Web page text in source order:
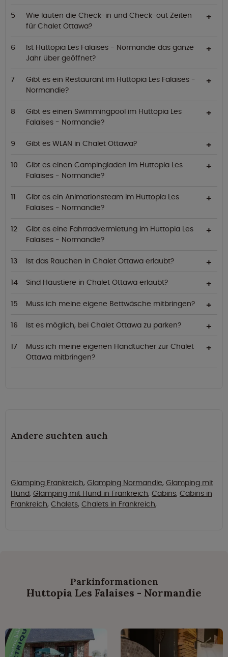
Wie lauten die Check-in und Check-out Zeiten
für Chalet Ottawa?
Ist Huttopia Les Falaises - Normandie das ganze
Jahr über geöffnet?
Gibt es ein Restaurant im Huttopia Les Falaises -
Normandie?
Gibt es einen Swimmingpool im Huttopia Les
Falaises - Normandie?
Gibt es WLAN in Chalet Ottawa?
Gibt es einen Campingladen im Huttopia Les
Falaises - Normandie?
Gibt es ein Animationsteam im Huttopia Les
Falaises - Normandie?
Gibt es eine Fahrradvermietung im Huttopia Les
Falaises - Normandie?
Ist das Rauchen in Chalet Ottawa erlaubt?
Sind Haustiere in Chalet Ottawa erlaubt?
Muss ich meine eigene Bettwäsche mitbringen?
Ist es möglich, bei Chalet Ottawa zu parken?
Muss ich meine eigenen Handtücher zur Chalet
Ottawa mitbringen?
Andere suchten auch
Glamping Frankreich, Glamping Normandie, Glamping mit
Hund, Glamping mit Hund in Frankreich, Cabins, Cabins in
Frankreich, Chalets, Chalets in Frankreich,
Parkinformationen
Huttopia Les Falaises - Normandie